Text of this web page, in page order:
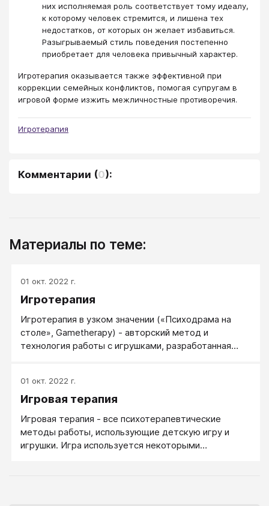
них исполняемая роль соответствует тому идеалу,
к которому человек стремится, и лишена тех
недостатков, от которых он желает избавиться.
Разыгрываемый стиль поведения постепенно
приобретает для человека привычный характер.
Игротерапия оказывается также эффективной при
коррекции семейных конфликтов, помогая супругам в
игровой форме изжить межличностные противоречия.
Игротерапия
Комментарии (0):
Материалы по теме:
01 окт. 2022 г.
Игротерапия
Игротерапия в узком значении («Психодрама на
столе», Gametherapy) - авторский метод и
технология работы с игрушками, разработанная
терапии, или игротерапии в широком значении.
01 окт. 2022 г.
Игровая терапия
Игровая терапия - все психотерапевтические
методы работы, использующие детскую игру и
игрушки. Игра используется некоторыми